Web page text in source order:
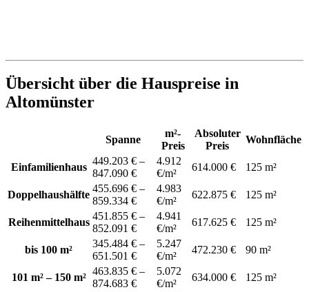
Übersicht über die Hauspreise in
Altomünster
Spanne
m²-
Preis
Absoluter
Preis
Wohnfläche
Einfamilienhaus
449.203 € –
847.090 €
4.912
€/m²
614.000 € 125 m²
Doppelhaushälfte
455.696 € –
859.334 €
4.983
€/m²
622.875 € 125 m²
Reihenmittelhaus
451.855 € –
852.091 €
4.941
€/m²
617.625 € 125 m²
bis 100 m²
345.484 € –
651.501 €
5.247
€/m²
472.230 € 90 m²
101 m² – 150 m²
463.835 € –
874.683 €
5.072
€/m²
634.000 € 125 m²